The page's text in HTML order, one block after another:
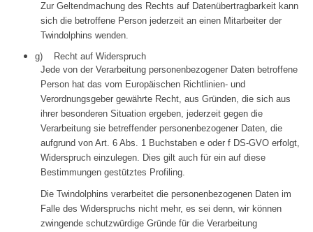
Zur Geltendmachung des Rechts auf Datenübertragbarkeit kann
sich die betroffene Person jederzeit an einen Mitarbeiter der
Twindolphins wenden.
g) Recht auf Widerspruch
Jede von der Verarbeitung personenbezogener Daten betroffene
Person hat das vom Europäischen Richtlinien- und
Verordnungsgeber gewährte Recht, aus Gründen, die sich aus
ihrer besonderen Situation ergeben, jederzeit gegen die
Verarbeitung sie betreffender personenbezogener Daten, die
aufgrund von Art. 6 Abs. 1 Buchstaben e oder f DS-GVO erfolgt,
Widerspruch einzulegen. Dies gilt auch für ein auf diese
Bestimmungen gestütztes Profiling.
Die Twindolphins verarbeitet die personenbezogenen Daten im
Falle des Widerspruchs nicht mehr, es sei denn, wir können
zwingende schutzwürdige Gründe für die Verarbeitung